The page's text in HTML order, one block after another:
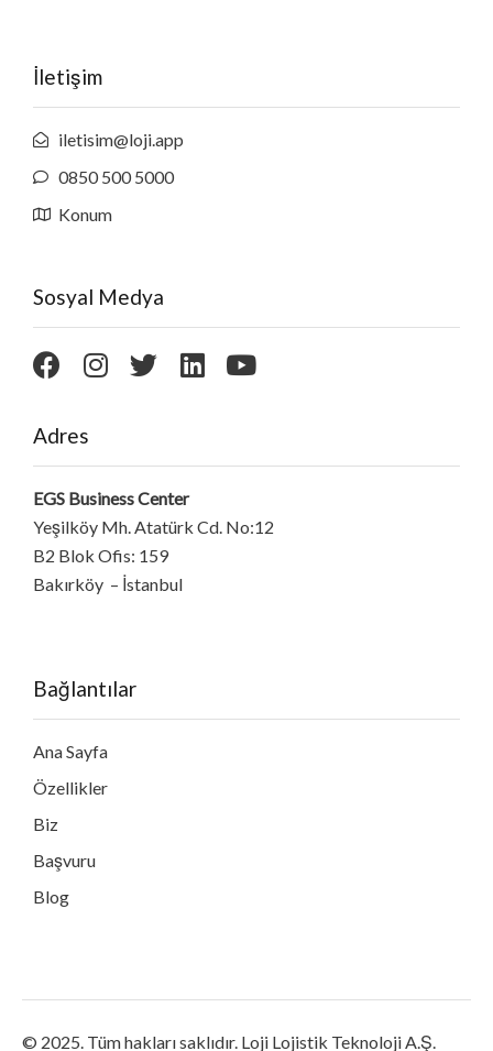
İletişim
iletisim@loji.app
0850 500 5000
Konum
Sosyal Medya
Adres
EGS Business Center
Yeşilköy Mh. Atatürk Cd. No:12
B2 Blok Ofis: 159
Bakırköy – İstanbul
Bağlantılar
Ana Sayfa
Özellikler
Biz
Başvuru
Blog
© 2025. Tüm hakları saklıdır. Loji Lojistik Teknoloji A.Ş.